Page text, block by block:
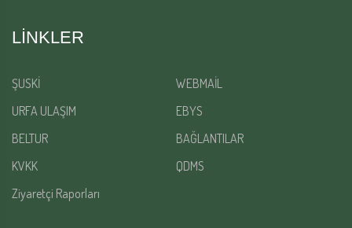
LINKLER
ŞUSKİ
WEBMAİL
URFA ULAŞIM
EBYS
BELTUR
BAĞLANTILAR
KVKK
QDMS
Ziyaretçi Raporları